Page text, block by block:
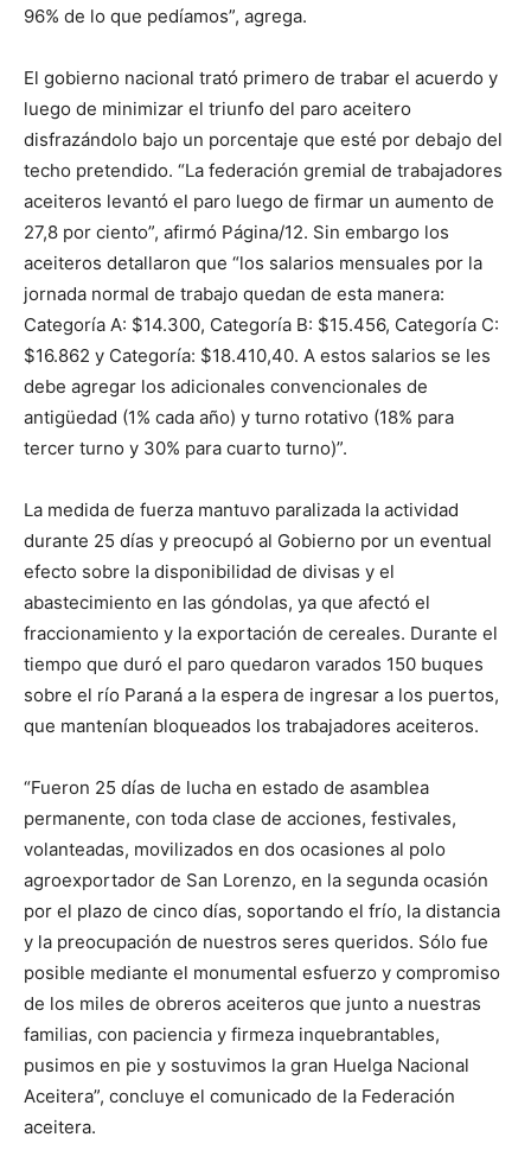
96% de lo que pedíamos”, agrega.
El gobierno nacional trató primero de trabar el acuerdo y
luego de minimizar el triunfo del paro aceitero
disfrazándolo bajo un porcentaje que esté por debajo del
techo pretendido. “La federación gremial de trabajadores
aceiteros levantó el paro luego de firmar un aumento de
27,8 por ciento”, afirmó Página/12. Sin embargo los
aceiteros detallaron que “los salarios mensuales por la
jornada normal de trabajo quedan de esta manera:
Categoría A: $14.300, Categoría B: $15.456, Categoría C:
$16.862 y Categoría: $18.410,40. A estos salarios se les
debe agregar los adicionales convencionales de
antigüedad (1% cada año) y turno rotativo (18% para
tercer turno y 30% para cuarto turno)”.
La medida de fuerza mantuvo paralizada la actividad
durante 25 días y preocupó al Gobierno por un eventual
efecto sobre la disponibilidad de divisas y el
abastecimiento en las góndolas, ya que afectó el
fraccionamiento y la exportación de cereales. Durante el
tiempo que duró el paro quedaron varados 150 buques
sobre el río Paraná a la espera de ingresar a los puertos,
que mantenían bloqueados los trabajadores aceiteros.
“Fueron 25 días de lucha en estado de asamblea
permanente, con toda clase de acciones, festivales,
volanteadas, movilizados en dos ocasiones al polo
agroexportador de San Lorenzo, en la segunda ocasión
por el plazo de cinco días, soportando el frío, la distancia
y la preocupación de nuestros seres queridos. Sólo fue
posible mediante el monumental esfuerzo y compromiso
de los miles de obreros aceiteros que junto a nuestras
familias, con paciencia y firmeza inquebrantables,
pusimos en pie y sostuvimos la gran Huelga Nacional
Aceitera”, concluye el comunicado de la Federación
aceitera.